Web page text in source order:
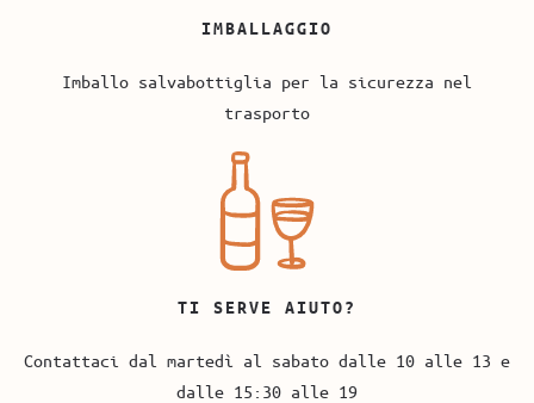
IMBALLAGGIO
Imballo salvabottiglia per la sicurezza nel
trasporto
TI SERVE AIUTO?
Contattaci dal martedì al sabato dalle 10 alle 13 e
dalle 15:30 alle 19